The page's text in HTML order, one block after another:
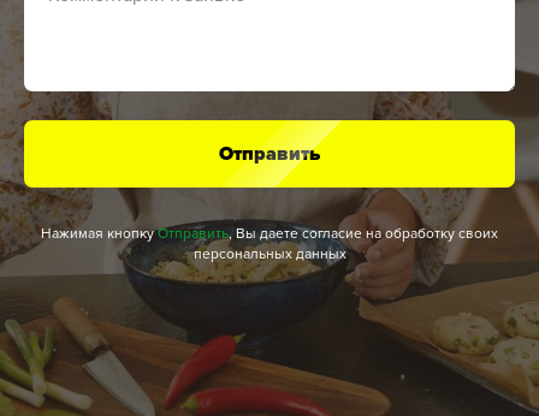
Отправить
Нажимая кнопкуОтправить, Вы даете согласие на обработку своих
персональных данных